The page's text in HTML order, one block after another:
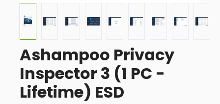
Ashampoo Privacy
Inspector 3 (1 PC -
Lifetime) ESD